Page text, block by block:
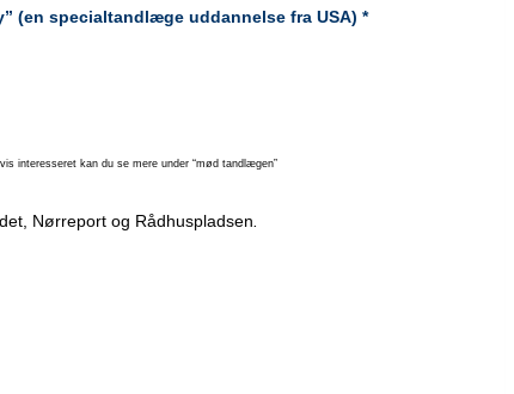
(en specialtandlæge uddannelse fra USA) *
interesseret kan du se mere under “mød tandlægen”
Nørreport og Rådhuspladsen